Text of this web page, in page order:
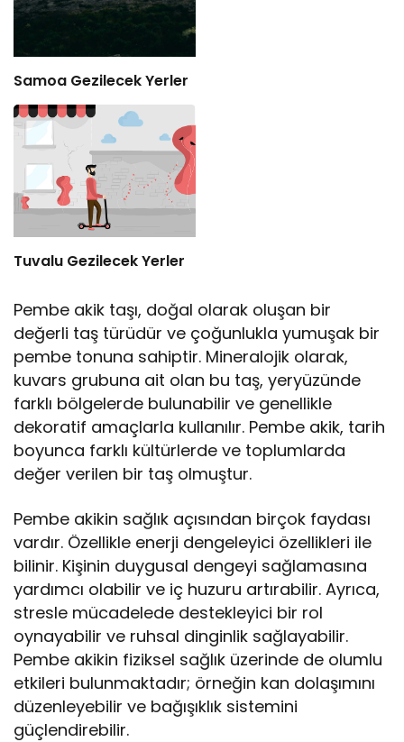
Samoa Gezilecek Yerler
Tuvalu Gezilecek Yerler
Pembe akik taşı, doğal olarak oluşan bir
değerli taş türüdür ve çoğunlukla yumuşak bir
pembe tonuna sahiptir. Mineralojik olarak,
kuvars grubuna ait olan bu taş, yeryüzünde
farklı bölgelerde bulunabilir ve genellikle
dekoratif amaçlarla kullanılır. Pembe akik, tarih
boyunca farklı kültürlerde ve toplumlarda
değer verilen bir taş olmuştur.
Pembe akikin sağlık açısından birçok faydası
vardır. Özellikle enerji dengeleyici özellikleri ile
bilinir. Kişinin duygusal dengeyi sağlamasına
yardımcı olabilir ve iç huzuru artırabilir. Ayrıca,
stresle mücadelede destekleyici bir rol
oynayabilir ve ruhsal dinginlik sağlayabilir.
Pembe akikin fiziksel sağlık üzerinde de olumlu
etkileri bulunmaktadır; örneğin kan dolaşımını
düzenleyebilir ve bağışıklık sistemini
güçlendirebilir.